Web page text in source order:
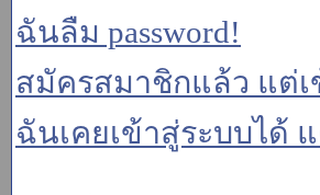
ฉันลืม password!
สมัครสมาชิกแล้ว แต่
ฉันเคยเข้าสู่ระบบได้